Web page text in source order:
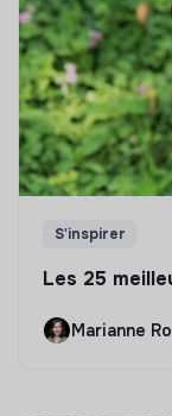
S'inspirer
Les 25
Marianne